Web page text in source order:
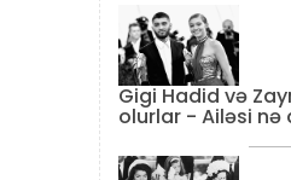
Gigi Hadid və
olurlar - Ailəsi nə